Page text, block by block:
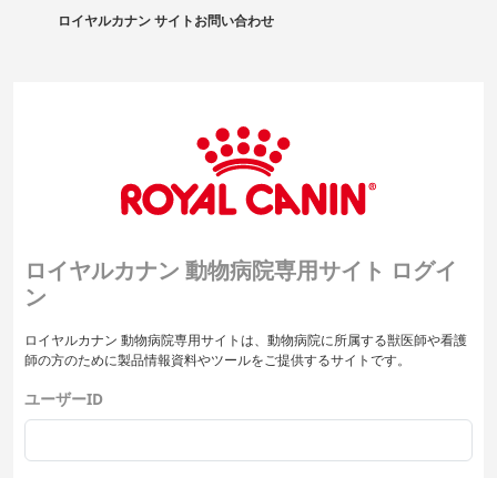
ロイヤルカナン サイトお問い合わせ
ロイヤルカナン 動物病院専用サイト ログイ
ン
ロイヤルカナン 動物病院専用サイトは、動物病院に所属する獣医師や看護
師の方のために製品情報資料やツールをご提供するサイトです。
ユーザーID